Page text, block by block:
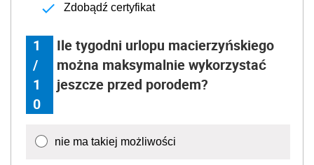
Zdobądź certyfikat
1
/
1
0
Ile tygodni urlopu macierzyńskiego
można maksymalnie wykorzystać
jeszcze przed porodem?
nie ma takiej możliwości